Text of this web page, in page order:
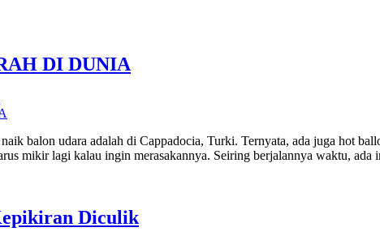
DI DUNIA
balon udara adalah di Cappadocia, Turki. Ternyata, ada juga hot
mikir lagi kalau ingin merasakannya. Seiring berjalannya waktu,
Diculik